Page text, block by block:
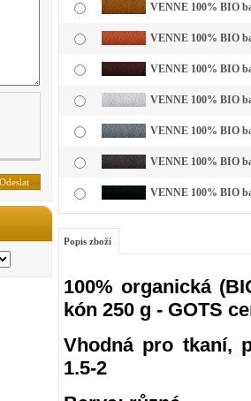
VENNE 100% BIO
VENNE 100% BIO
VENNE 100% BIO
VENNE 100% BIO
VENNE 100% BIO
VENNE 100% BIO
VENNE 100% BIO
Popis zboží
100% organická
kón 250 g - GOTS
Vhodná pro tkaní,
1.5-2